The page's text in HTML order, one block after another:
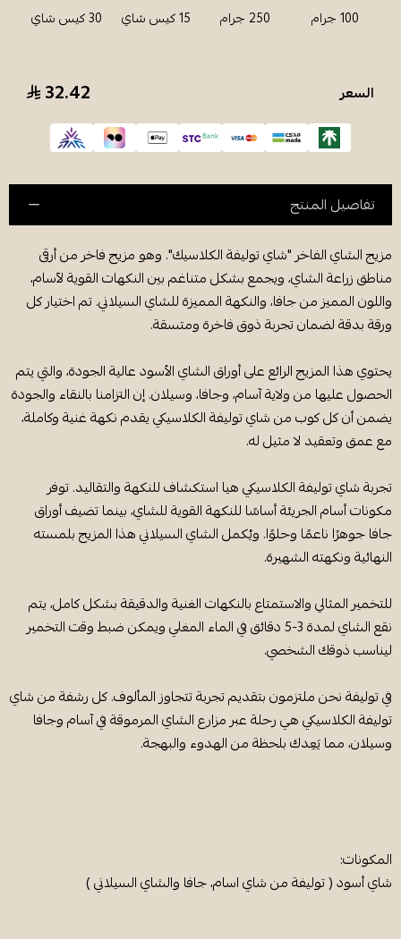
100 جرام 250 جرام 15 كيس شاي 30 كيس شاي
السعر 32.42
تفاصيل المنتج
مزيج الشاي الفاخر "شاي توليفة الكلاسيك". وهو مزيج فاخر من أرقى
مناطق زراعة الشاي، ويجمع بشكل متناغم بين النكهات القوية لآسام،
واللون المميز من جافا، والنكهة المميزة للشاي السيلاني. تم اختيار كل
ورقة بدقة لضمان تجربة ذوق فاخرة ومتسقة.
يحتوي هذا المزيج الرائع على أوراق الشاي الأسود عالية الجودة، والتي يتم
الحصول عليها من ولاية آسام، وجافا، وسيلان. إن التزامنا بالنقاء والجودة
يضمن أن كل كوب من شاي توليفة الكلاسيكي يقدم نكهة غنية وكاملة،
مع عمق وتعقيد لا مثيل له.
تجربة شاي توليفة الكلاسيكي هيا استكشاف للنكهة والتقاليد. توفر
مكونات أسام الجريئة أساسًا للنكهة القوية للشاي، بينما تضيف أوراق
جافا جوهرًا ناعمًا وحلوًا. ويُكمل الشاي السيلاني هذا المزيج بلمسته
النهائية ونكهته الشهيرة.
للتخمير المثالي والاستمتاع بالنكهات الغنية والدقيقة بشكل كامل، يتم
نقع الشاي لمدة 3-5 دقائق في الماء المغلي ويمكن ضبط وقت التخمير
ليناسب ذوقك الشخصي.
في توليفة نحن ملتزمون بتقديم تجربة تتجاوز المألوف. كل رشفة من شاي
توليفة الكلاسيكي هي رحلة عبر مزارع الشاي المرموقة في آسام وجافا
وسيلان، مما يَعِدك بلحظة من الهدوء والبهجة.
المكونات:
شاي أسود ( توليفة من شاي اسام، جافا والشاي السيلاني )